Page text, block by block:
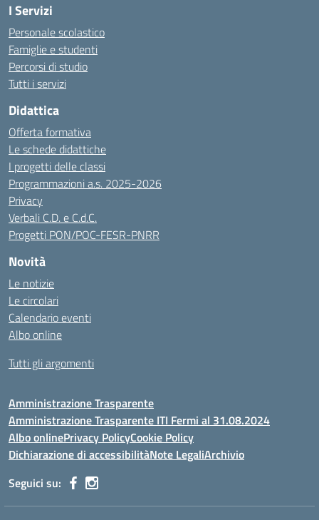
I Servizi
Personale scolastico
Famiglie e studenti
Percorsi di studio
Tutti i servizi
Didattica
Offerta formativa
Le schede didattiche
I progetti delle classi
Programmazioni a.s. 2025-2026
Privacy
Verbali C.D. e C.d.C.
Progetti PON/POC-FESR-PNRR
Novità
Le notizie
Le circolari
Calendario eventi
Albo online
Tutti gli argomenti
Amministrazione Trasparente
Amministrazione Trasparente ITI Fermi al 31.08.2024
Albo onlinePrivacy PolicyCookie Policy
Dichiarazione di accessibilitàNote LegaliArchivio
Seguici su: